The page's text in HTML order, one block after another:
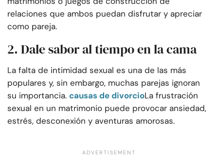
relaciones que ambos puedan disfrutar y apreciar
como pareja.
2. Dale sabor al tiempo en la cama
La falta de intimidad sexual es una de las más
populares y, sin embargo, muchas parejas ignoran
su importancia. causas de divorcioLa frustración
sexual en un matrimonio puede provocar ansiedad,
estrés, desconexión y aventuras amorosas.